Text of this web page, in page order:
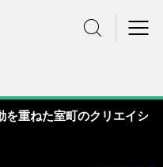
を重ねた室町のクリエイシ